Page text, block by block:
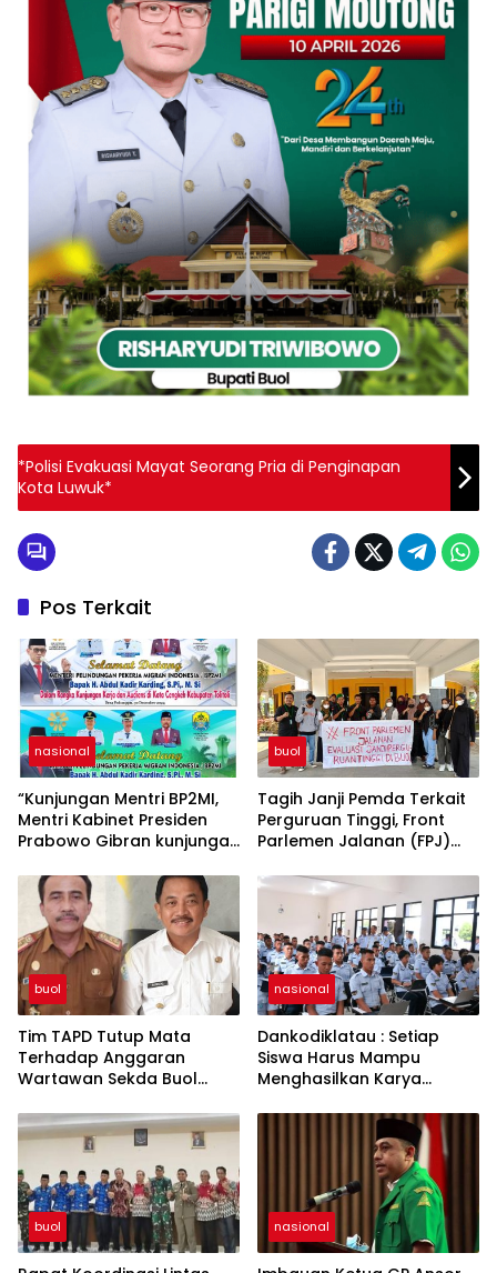
*Polisi Evakuasi Mayat Seorang Pria di Penginapan
Kota Luwuk*
Pos Terkait
nasional
“Kunjungan Mentri BP2MI,
Mentri Kabinet Presiden
Prabowo Gibran kunjungan
Dampal Selatan”
buol
Tagih Janji Pemda Terkait
Perguruan Tinggi, Front
Parlemen Jalanan (FPJ)
DPRD Buol
buol
Tim TAPD Tutup Mata
Terhadap Anggaran
Wartawan Sekda Buol
Jurnalis
nasional
Dankodiklatau : Setiap
Siswa Harus Mampu
Menghasilkan Karya
Intelektual
buol nasional